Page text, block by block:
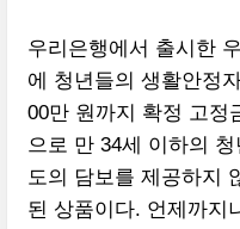
우리은행에서 출시한
에 청년들의 생활안정
00만 원까지 확정 고정
으로 만 34세 이하의
도의 담보를 제공하지
된 상품이다. 언제까지